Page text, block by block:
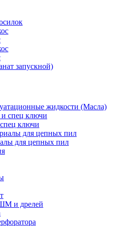
запускной)
жидкости (Масла)
ключи
для цепных пил
и дрелей